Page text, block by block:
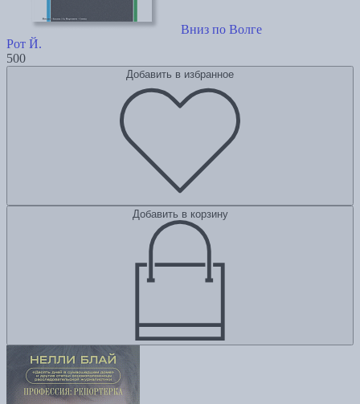
Вниз по Волге
Рот Й.
500
Добавить в избранное
Добавить в корзину